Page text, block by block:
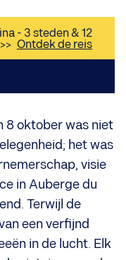
- 3 steden & 12
>> Ontdek de reis
8 oktober was niet
het was
visie
in Auberge du
Terwijl de
een verfijnd
in de lucht. Elk